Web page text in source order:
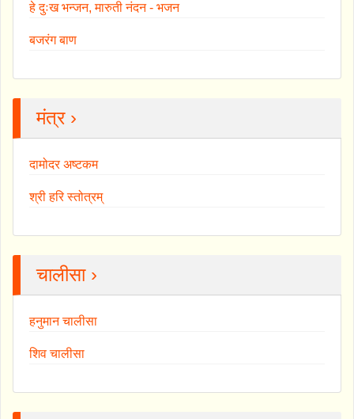
हे दुःख भन्जन, मारुती नंदन - भजन
बजरंग बाण
मंत्र ›
दामोदर अष्टकम
श्री हरि स्तोत्रम्
चालीसा ›
हनुमान चालीसा
शिव चालीसा